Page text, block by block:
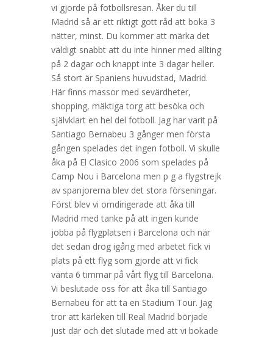
vi gjorde på fotbollsresan. Åker du till
Madrid så är ett riktigt gott råd att boka 3
nätter, minst. Du kommer att märka det
väldigt snabbt att du inte hinner med allting
på 2 dagar och knappt inte 3 dagar heller.
Så stort är Spaniens huvudstad, Madrid.
Här finns massor med sevärdheter,
shopping, mäktiga torg att besöka och
självklart en hel del fotboll. Jag har varit på
Santiago Bernabeu 3 gånger men första
gången spelades det ingen fotboll. Vi skulle
åka på El Clasico 2006 som spelades på
Camp Nou i Barcelona men p g a flygstrejk
av spanjorerna blev det stora förseningar.
Först blev vi omdirigerade att åka till
Madrid med tanke på att ingen kunde
jobba på flygplatsen i Barcelona och när
det sedan drog igång med arbetet fick vi
plats på ett flyg som gjorde att vi fick
vänta 6 timmar på vårt flyg till Barcelona.
Vi beslutade oss för att åka till Santiago
Bernabeu för att ta en Stadium Tour. Jag
tror att kärleken till Real Madrid började
just där och det slutade med att vi bokade